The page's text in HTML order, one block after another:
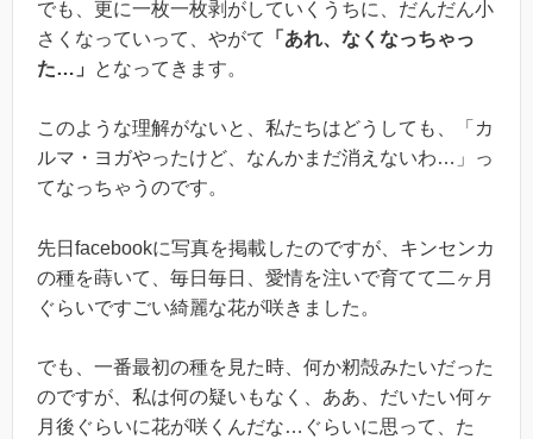
でも、更に一枚一枚剥がしていくうちに、だんだん小
さくなっていって、やがて
「あれ、なくなっちゃっ
た…」
となってきます。
このような理解がないと、私たちはどうしても、「カ
ルマ・ヨガやったけど、なんかまだ消えないわ…」っ
てなっちゃうのです。
先日facebookに写真を掲載したのですが、キンセンカ
の種を蒔いて、毎日毎日、愛情を注いで育てて二ヶ月
ぐらいですごい綺麗な花が咲きました。
でも、一番最初の種を見た時、何か籾殻みたいだった
のですが、私は何の疑いもなく、ああ、だいたい何ヶ
月後ぐらいに花が咲くんだな…ぐらいに思って、た